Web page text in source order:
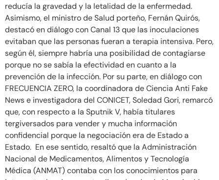
reducía la gravedad y la letalidad de la enfermedad.
Asimismo, el ministro de Salud porteño, Fernán Quirós,
destacó en diálogo con Canal 13 que las inoculaciones
evitaban que las personas fueran a terapia intensiva. Pero,
según él, siempre habría una posibilidad de contagiarse
porque no se sabía la efectividad en cuanto a la
prevención de la infección. Por su parte, en diálogo con
FRECUENCIA ZERO, la coordinadora de Ciencia Anti Fake
News e investigadora del CONICET, Soledad Gori, remarcó
que, con respecto a la Sputnik V, había titulares
tergiversados para vender y mucha información
confidencial porque la negociación era de Estado a
Estado. En ese sentido, resaltó que la Administración
Nacional de Medicamentos, Alimentos y Tecnología
Médica (ANMAT) contaba con los conocimientos para